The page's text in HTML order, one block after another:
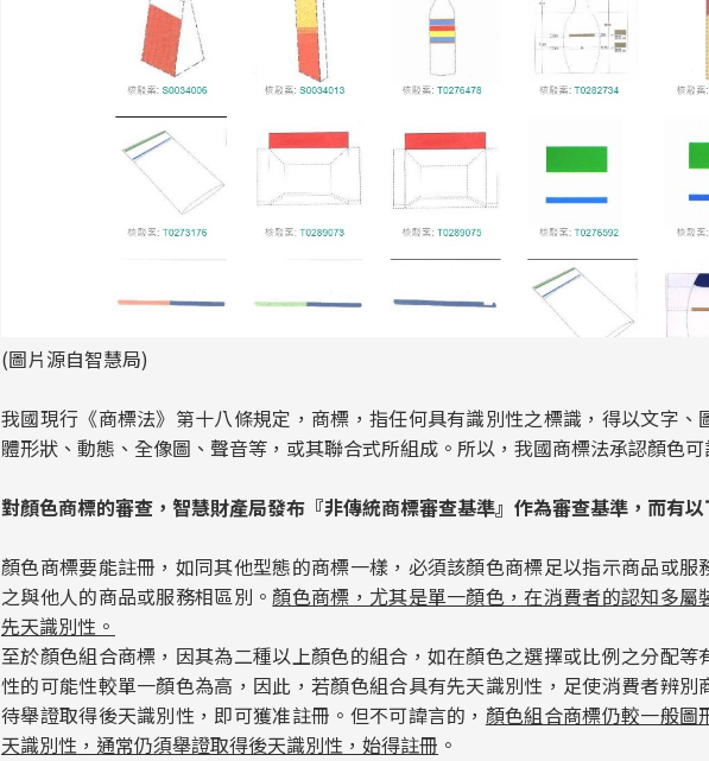
(圖片源自智慧局)
我國現行《商標法》第十八條規定，商標，指任何具有識別性之標識，得以文字、
體形狀、動態、全像圖、聲音等，或其聯合式所組成。所以，我國商標法承認顏色可
對顏色商標的審查，智慧財產局發布『非傳統商標審查基準』作為審查基準，而有
顏色商標要能註冊，如同其他型態的商標一樣，必須該顏色商標足以指示商品或服
之與他人的商品或服務相區別。顏色商標，尤其是單一顏色，在消費者的認知多屬
先天識別性。
至於顏色組合商標，因其為二種以上顏色的組合，如在顏色之選擇或比例之分配等
性的可能性較單一顏色為高，因此，若顏色組合具有先天識別性，足使消費者辨別
待舉證取得後天識別性，即可獲准註冊。但不可諱言的， 顏色組合商標仍較一般圖
天識別性，通常仍須舉證取得後天識別性，始得註冊 。